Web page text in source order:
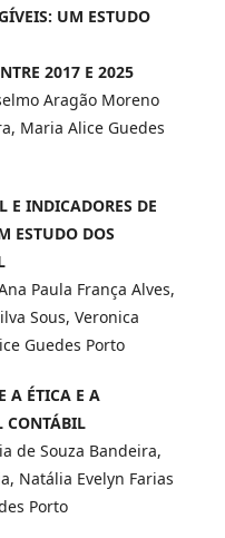
UM ESTUDO
2017 E 2025
Aragão Moreno
Maria Alice Guedes
E INDICADORES DE
ESTUDO DOS
Paula França Alves,
Sous, Veronica
Guedes Porto
A ÉTICA E A
CONTÁBIL
de Souza Bandeira,
Natália Evelyn Farias
Porto